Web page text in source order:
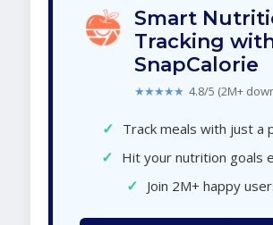
Smart
Tracking
SnapCalorie
★★★★★ 4.8/5 (2M+
✓ Track meals with just a
✓ Hit your nutrition goals
✓ Join 2M+ happy